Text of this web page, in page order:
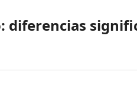
diferencias